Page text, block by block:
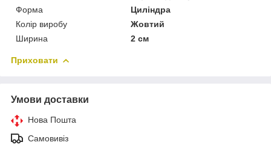
Форма
Циліндра
Колір виробу
Жовтий
Ширина
2 см
Приховати
Умови доставки
Нова Пошта
Самовивіз